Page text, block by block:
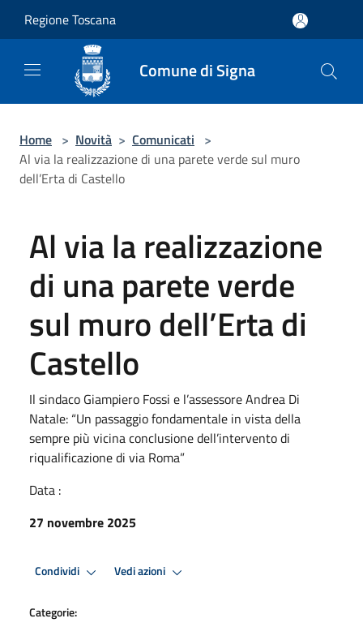
Regione Toscana
Comune di Signa
Home > Novità > Comunicati >
Al via la realizzazione di una parete verde sul muro
dell’Erta di Castello
Al via la realizzazione
di una parete verde
sul muro dell’Erta di
Castello
Il sindaco Giampiero Fossi e l’assessore Andrea Di
Natale: “Un passaggio fondamentale in vista della
sempre più vicina conclusione dell’intervento di
riqualificazione di via Roma”
Data :
27 novembre 2025
Condividi Vedi azioni
Categorie: